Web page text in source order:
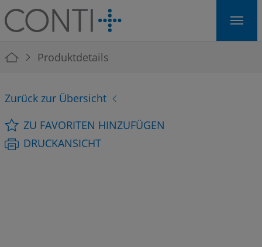
Skip to main navigation
Skip to main content
Skip to page footer
You are here:
Produktdetails
Zurück zur Übersicht
ZU FAVORITEN HINZUFÜGEN
DRUCKANSICHT